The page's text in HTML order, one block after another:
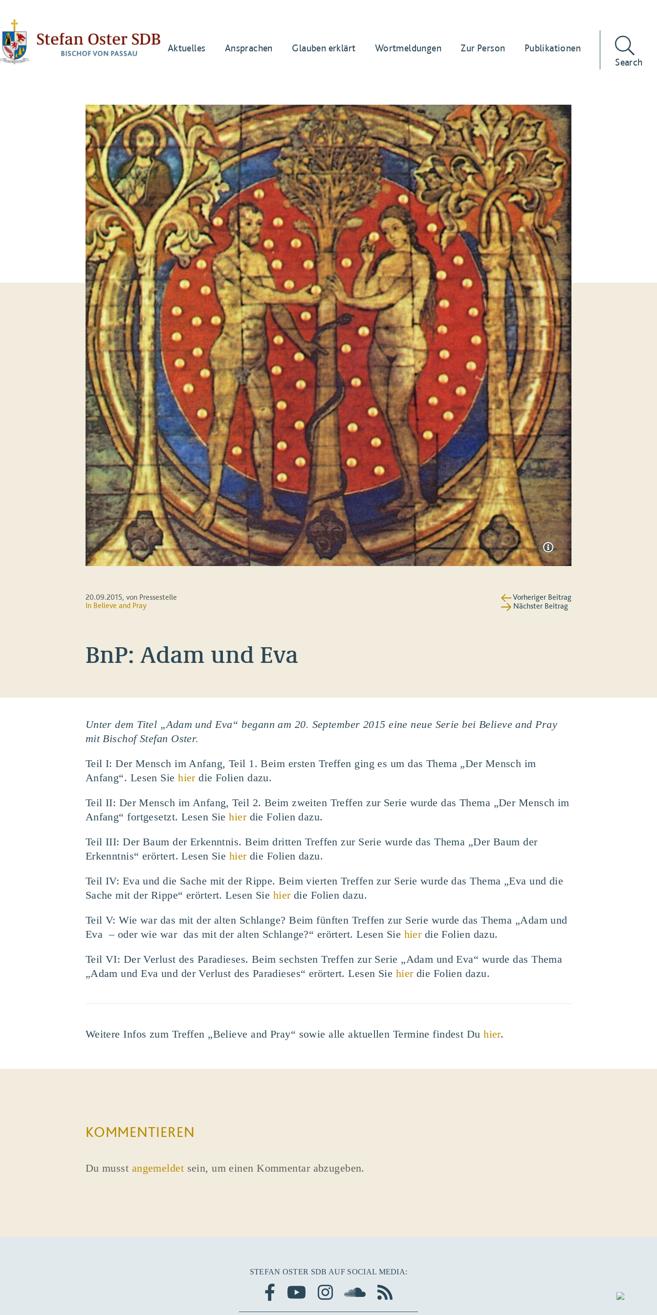
Aktuelles Ansprachen Glauben erklärt Wortmeldungen Zur Person
Publikationen
Search
20.09.2015, von Pressestelle
In Believe and Pray
Vorheriger Beitrag
Nächster Beitrag
BnP: Adam und Eva
Unter dem Titel „Adam und Eva“ begann am 20. September 2015 eine neue Serie bei Believe and Pray
mit Bischof Stefan Oster.
Teil I: Der Mensch im Anfang, Teil 1. Beim ersten Treffen ging es um das Thema „Der Mensch im
Anfang“. Lesen Siehierdie Folien dazu.
Teil II: Der Mensch im Anfang, Teil 2. Beim zweiten Treffen zur Serie wurde das Thema „Der Mensch im
Anfang“ fortgesetzt. Lesen Siehierdie Folien dazu.
Teil III: Der Baum der Erkenntnis. Beim dritten Treffen zur Serie wurde das Thema „Der Baum der
Erkenntnis“ erörtert. Lesen Sie hierdie Folien dazu.
Teil IV: Eva und die Sache mit der Rippe. Beim vierten Treffen zur Serie wurde das Thema „Eva und die
Sache mit der Rippe“ erörtert. Lesen Sie hierdie Folien dazu.
Teil V: Wie war das mit der alten Schlange? Beim fünften Treffen zur Serie wurde das Thema „Adam und
Eva – oder wie war das mit der alten Schlange?“ erörtert. Lesen Sie hierdie Folien dazu.
Teil VI: Der Verlust des Paradieses. Beim sechsten Treffen zur Serie „Adam und Eva“ wurde das Thema
„Adam und Eva und der Verlust des Paradieses“ erörtert. Lesen Sie hierdie Folien dazu.
Weitere Infos zum Treffen „Believe and Pray“ sowie alle aktuellen Termine findest Duhier.
KOMMENTIEREN
Du musst angemeldet sein, um einen Kommentar abzugeben.
STEFAN OSTER SDB AUF SOCIAL MEDIA: